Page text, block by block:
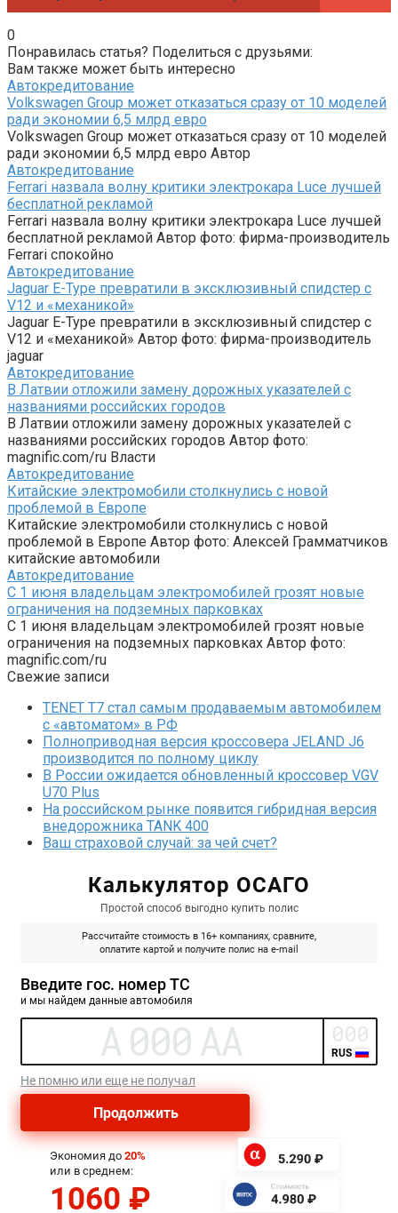
0
Понравилась статья? Поделиться с друзьями:
Вам также может быть интересно
Автокредитование
Volkswagen Group может отказаться сразу от 10 моделей
ради экономии 6,5 млрд евро
Volkswagen Group может отказаться сразу от 10 моделей
ради экономии 6,5 млрд евро Автор
Автокредитование
Ferrari назвала волну критики электрокара Luce лучшей
бесплатной рекламой
Ferrari назвала волну критики электрокара Luce лучшей
бесплатной рекламой Автор фото: фирма-производитель
Ferrari спокойно
Автокредитование
Jaguar E-Type превратили в эксклюзивный спидстер с
V12 и «механикой»
Jaguar E-Type превратили в эксклюзивный спидстер с
V12 и «механикой» Автор фото: фирма-производитель
jaguar
Автокредитование
В Латвии отложили замену дорожных указателей с
названиями российских городов
В Латвии отложили замену дорожных указателей с
названиями российских городов Автор фото:
magnific.com/ru Власти
Автокредитование
Китайские электромобили столкнулись с новой
проблемой в Европе
Китайские электромобили столкнулись с новой
проблемой в Европе Автор фото: Алексей Грамматчиков
китайские автомобили
Автокредитование
С 1 июня владельцам электромобилей грозят новые
ограничения на подземных парковках
С 1 июня владельцам электромобилей грозят новые
ограничения на подземных парковках Автор фото:
magnific.com/ru
Свежие записи
TENET T7 стал самым продаваемым автомобилем
с «автоматом» в РФ
Полноприводная версия кроссовера JELAND J6
производится по полному циклу
В России ожидается обновленный кроссовер VGV
U70 Plus
На российском рынке появится гибридная версия
внедорожника TANK 400
Ваш страховой случай: за чей счет?